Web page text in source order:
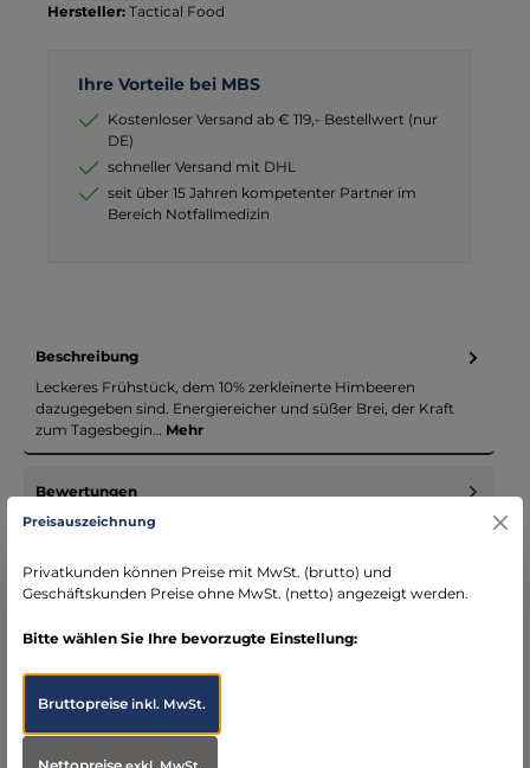
Hersteller: Tactical Food
Ihre Vorteile bei MBS
Kostenloser Versand ab € 119,- Bestellwert (nur
DE)
schneller Versand mit DHL
seit über 15 Jahren kompetenter Partner im
Bereich Notfallmedizin
Beschreibung
Leckeres Frühstück, dem 10% zerkleinerte Himbeeren
dazugegeben sind. Energiereicher und süßer Brei, der Kraft
zum Tagesbegin… Mehr
Bewertungen
Preisauszeichnung
Privatkunden können Preise mit MwSt. (brutto) und
Geschäftskunden Preise ohne MwSt. (netto) angezeigt werden.
Bitte wählen Sie Ihre bevorzugte Einstellung:
Bruttopreiseinkl. MwSt.